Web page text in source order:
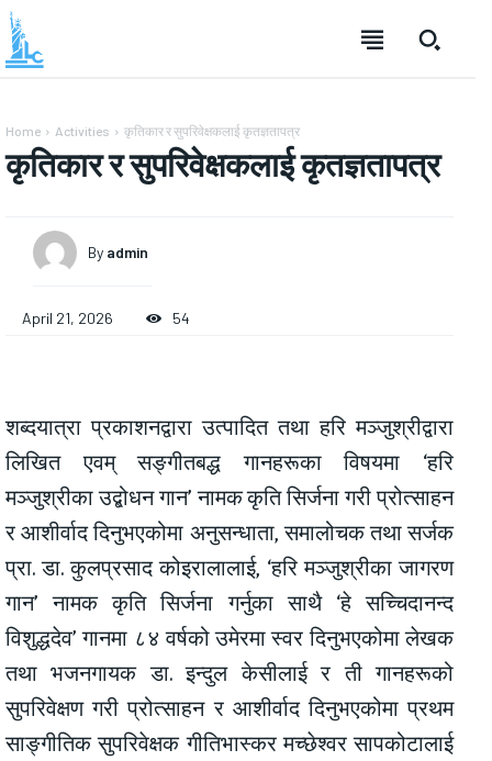
Home Activities कृतिकार र सुपरिवेक्षकलाई कृतज्ञतापत्र
कृतिकार र सुपरिवेक्षकलाई कृतज्ञतापत्र
By admin
April 21, 2026 54
शब्दयात्रा प्रकाशनद्वारा उत्पादित तथा हरि मञ्जुश्रीद्वारा
लिखित एवम् सङ्गीतबद्ध गानहरूका विषयमा ‘हरि
मञ्जुश्रीका उद्बोधन गान’ नामक कृति सिर्जना गरी प्रोत्साहन
र आशीर्वाद दिनुभएकोमा अनुसन्धाता, समालोचक तथा सर्जक
प्रा. डा. कुलप्रसाद कोइरालालाई, ‘हरि मञ्जुश्रीका जागरण
गान’ नामक कृति सिर्जना गर्नुका साथै ‘हे सच्चिदानन्द
विशुद्धदेव’ गानमा ८४ वर्षको उमेरमा स्वर दिनुभएकोमा लेखक
तथा भजनगायक डा. इन्दुल केसीलाई र ती गानहरूको
सुपरिवेक्षण गरी प्रोत्साहन र आशीर्वाद दिनुभएकोमा प्रथम
साङ्गीतिक सुपरिवेक्षक गीतिभास्कर मच्छेश्वर सापकोटालाई